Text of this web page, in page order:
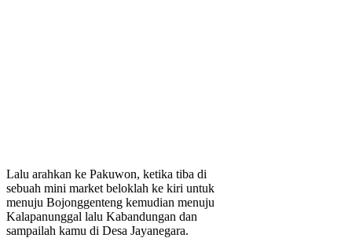
Lalu arahkan ke Pakuwon, ketika tiba di
sebuah mini market beloklah ke kiri untuk
menuju Bojonggenteng kemudian menuju
Kalapanunggal lalu Kabandungan dan
sampailah kamu di Desa Jayanegara.